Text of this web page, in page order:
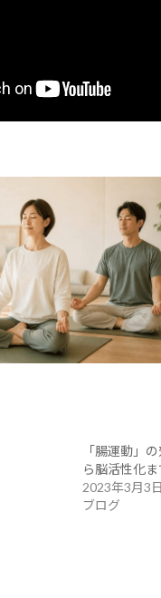
「腸運動」
ら脳活性化ま
2023年3月3
ブログ